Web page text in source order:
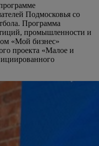
Подмосковья со
Программа
промышленности и
«Мой бизнес»
проекта «Малое и